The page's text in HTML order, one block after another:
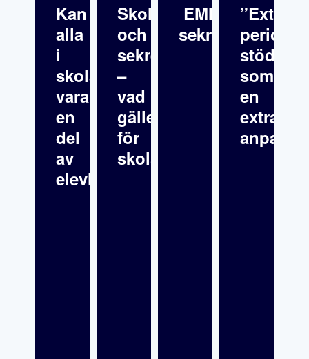
Kan
alla
i
skolan
vara
en
del
av
elevhälsan?
Skolfrånvaro
och
sekretess
–
vad
gäller
för
skolsköterskor?
EMI:s
sekretess
”Extra
stöd”
som
en
extra